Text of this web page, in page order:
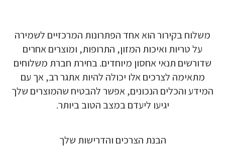
משלוח בקירור הוא אחד הפתרונות המרכזיים לשמירה
על טריות ואיכות המזון, התרופות, ומוצרים אחרים
שדורשים תנאי אחסון מיוחדים. בחירת חברת משלוחים
מתאימה לצרכים אלו יכולה להיות אתגר רב, אך עם
המידע והכלים הנכונים, אפשר להבטיח שהמוצרים שלך
יגיעו ליעדם במצב הטוב ביותר.
הבנת הצרכים והדרישות שלך